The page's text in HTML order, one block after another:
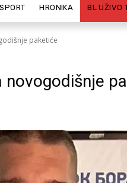
SPORT HRONIKA BL UŽIVO
paketiće
novogodišnje